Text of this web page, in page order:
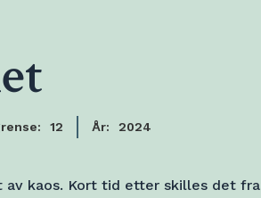
12 År: 2024
kaos. Kort tid etter skilles det fra